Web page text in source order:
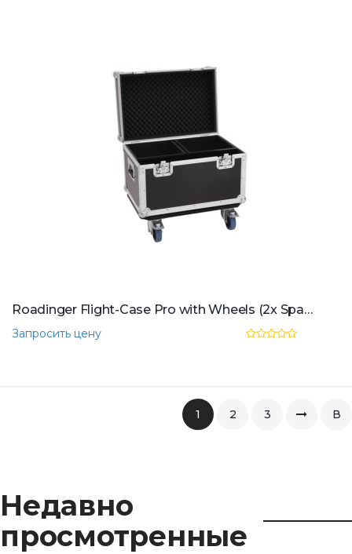
Roadinger Flight-Case Pro with Wheels (2x Spark Master)
Запросить цену
1 2 3 В
Недавно
просмотренные